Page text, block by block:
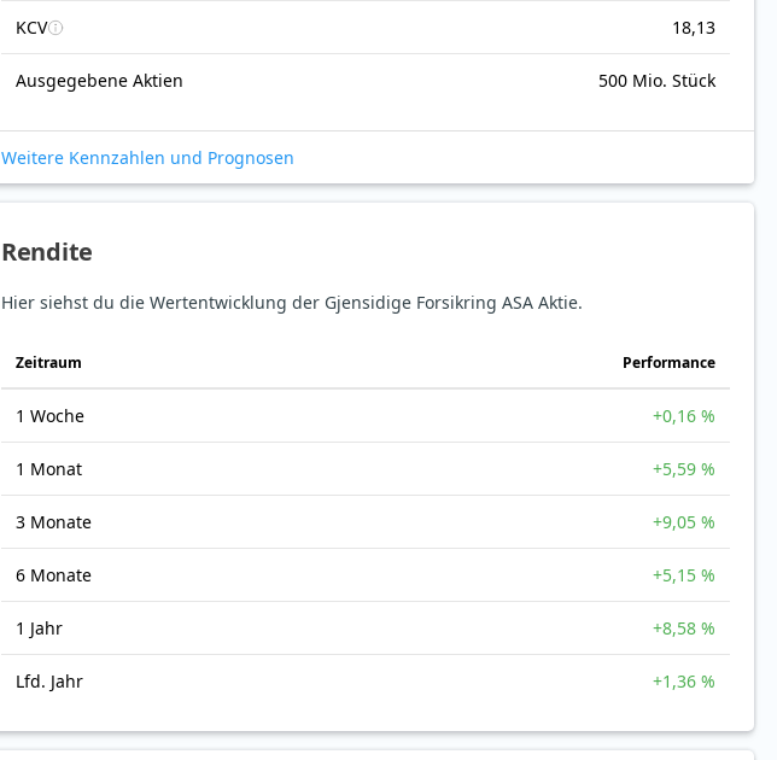
KCV 18,13
Ausgegebene Aktien 500 Mio. Stück
Weitere Kennzahlen und Prognosen
Rendite
Hier siehst du die Wertentwicklung der Gjensidige Forsikring ASA Aktie.
Zeitraum Perfor­mance
1 Woche +0,16 %
1 Monat +5,59 %
3 Monate +9,05 %
6 Monate +5,15 %
1 Jahr +8,58 %
Lfd. Jahr +1,36 %